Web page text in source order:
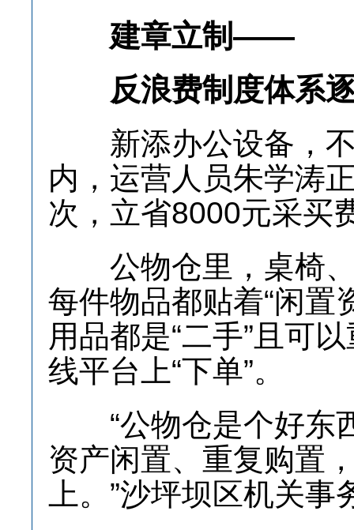
建章立制——
反浪费制度体系逐
新添办公设备，不
内，运营人员朱学涛
次，立省8000元采买
公物仓里，桌椅、
每件物品都贴着“闲
用品都是“二手”且可
线平台上“下单”。
“公物仓是个好东西
资产闲置、重复购置
上。”沙坪坝区机关